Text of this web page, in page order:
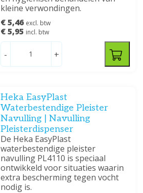
kleine verwondingen.
€ 5,46 excl. btw
€ 5,95 incl. btw
- +
Heka EasyPlast
Waterbestendige Pleister
Navulling | Navulling
Pleisterdispenser
De Heka EasyPlast
waterbestendige pleister
navulling PL4110 is speciaal
ontwikkeld voor situaties waarin
extra bescherming tegen vocht
nodig is.